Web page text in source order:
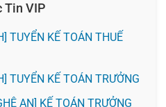
Tin VIP
TUYỂN KẾ TOÁN THUẾ
TUYỂN KẾ TOÁN TRƯỞNG
AN] KẾ TOÁN TRƯỞNG